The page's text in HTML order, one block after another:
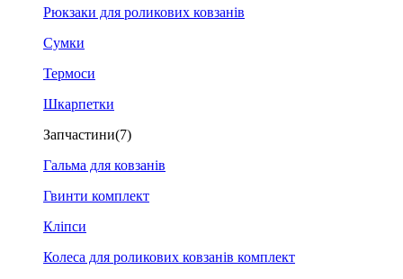
Рюкзаки для роликових ковзанів
Сумки
Термоси
Шкарпетки
Запчастини(7)
Гальма для ковзанів
Гвинти комплект
Кліпси
Колеса для роликових ковзанів комплект